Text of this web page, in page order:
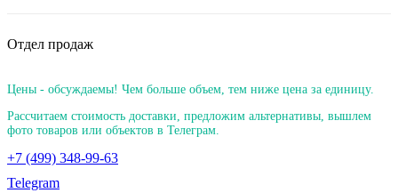
Отдел продаж
Цены - обсуждаемы! Чем больше объем, тем ниже цена за единицу.
Рассчитаем стоимость доставки, предложим альтернативы, вышлем
фото товаров или объектов в Телеграм.
+7 (499) 348-99-63
Telegram